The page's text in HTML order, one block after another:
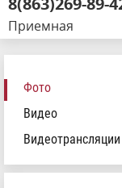
Приемная
Фото
Видео
Видеотрансляции